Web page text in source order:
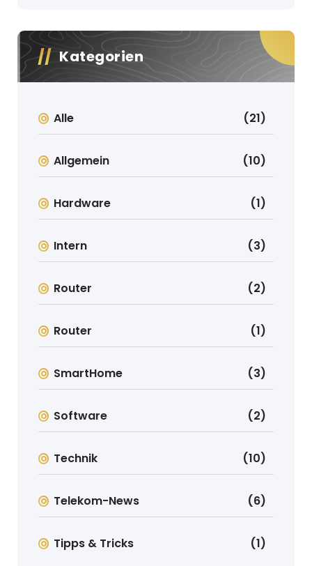
Kategorien
Alle (21)
Allgemein (10)
Hardware (1)
Intern (3)
Router (2)
Router (1)
SmartHome (3)
Software (2)
Technik (10)
Telekom-News (6)
Tipps & Tricks (1)